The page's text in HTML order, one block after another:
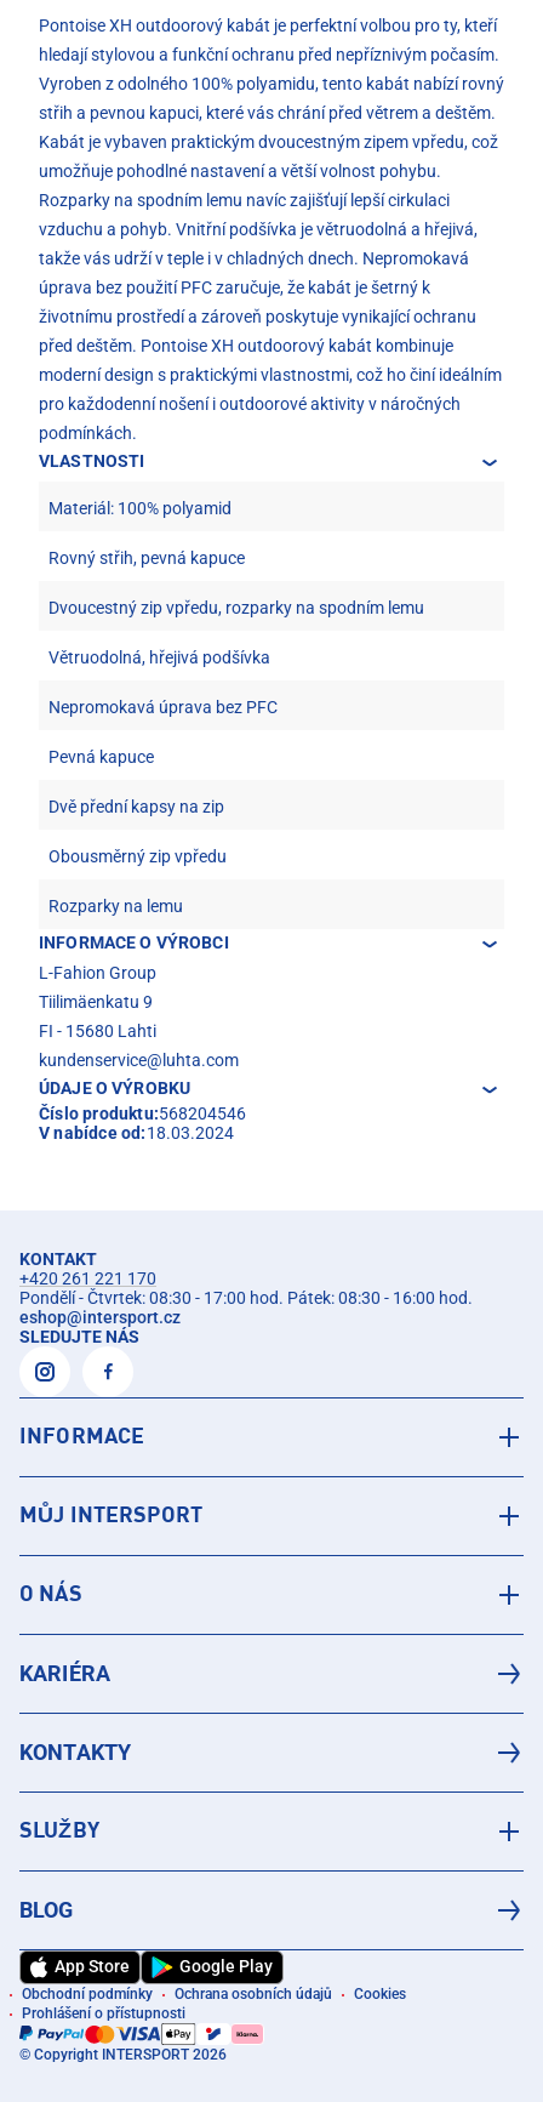
Pontoise XH outdoorový kabát je perfektní volbou pro ty, kteří
hledají stylovou a funkční ochranu před nepříznivým počasím.
Vyroben z odolného 100% polyamidu, tento kabát nabízí rovný
střih a pevnou kapuci, které vás chrání před větrem a deštěm.
Kabát je vybaven praktickým dvoucestným zipem vpředu, což
umožňuje pohodlné nastavení a větší volnost pohybu.
Rozparky na spodním lemu navíc zajišťují lepší cirkulaci
vzduchu a pohyb. Vnitřní podšívka je větruodolná a hřejivá,
takže vás udrží v teple i v chladných dnech. Nepromokavá
úprava bez použití PFC zaručuje, že kabát je šetrný k
životnímu prostředí a zároveň poskytuje vynikající ochranu
před deštěm. Pontoise XH outdoorový kabát kombinuje
moderní design s praktickými vlastnostmi, což ho činí ideálním
pro každodenní nošení i outdoorové aktivity v náročných
podmínkách.
VLASTNOSTI
Materiál: 100% polyamid
Rovný střih, pevná kapuce
Dvoucestný zip vpředu, rozparky na spodním lemu
Větruodolná, hřejivá podšívka
Nepromokavá úprava bez PFC
Pevná kapuce
Dvě přední kapsy na zip
Obousměrný zip vpředu
Rozparky na lemu
INFORMACE O VÝROBCI
L-Fahion Group
Tiilimäenkatu 9
FI - 15680 Lahti
kundenservice@luhta.com
ÚDAJE O VÝROBKU
Číslo produktu:568204546
V nabídce od:18.03.2024
KONTAKT
+420 261 221 170
Pondělí - Čtvrtek: 08:30 - 17:00 hod. Pátek: 08:30 - 16:00 hod.
eshop@intersport.cz
SLEDUJTE NÁS
INFORMACE
MŮJ INTERSPORT
O NÁS
KARIÉRA
KONTAKTY
SLUŽBY
BLOG
App Store Google Play
Obchodní podmínky Ochrana osobních údajů
Cookies
Prohlášení o přístupnosti
© Copyright INTERSPORT 2026